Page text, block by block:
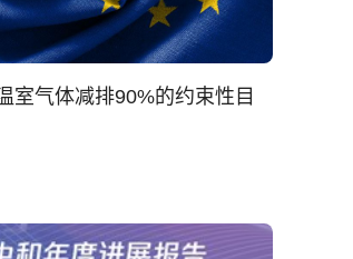
室气体减排90%的约束性目